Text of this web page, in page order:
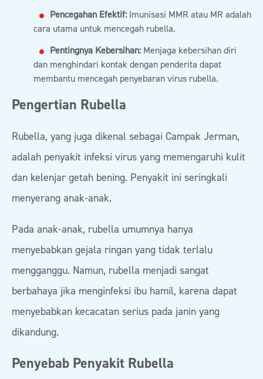
Pencegahan Efektif:Imunisasi MMR atau MR adalah
cara utama untuk mencegah rubella.
Pentingnya Kebersihan:Menjaga kebersihan diri
dan menghindari kontak dengan penderita dapat
membantu mencegah penyebaran virus rubella.
Pengertian Rubella
Rubella, yang juga dikenal sebagai Campak Jerman,
adalah penyakit infeksi virus yang memengaruhi kulit
dan kelenjar getah bening. Penyakit ini seringkali
menyerang anak-anak.
Pada anak-anak, rubella umumnya hanya
menyebabkan gejala ringan yang tidak terlalu
mengganggu. Namun, rubella menjadi sangat
berbahaya jika menginfeksi ibu hamil, karena dapat
menyebabkan kecacatan serius pada janin yang
dikandung.
Penyebab Penyakit Rubella